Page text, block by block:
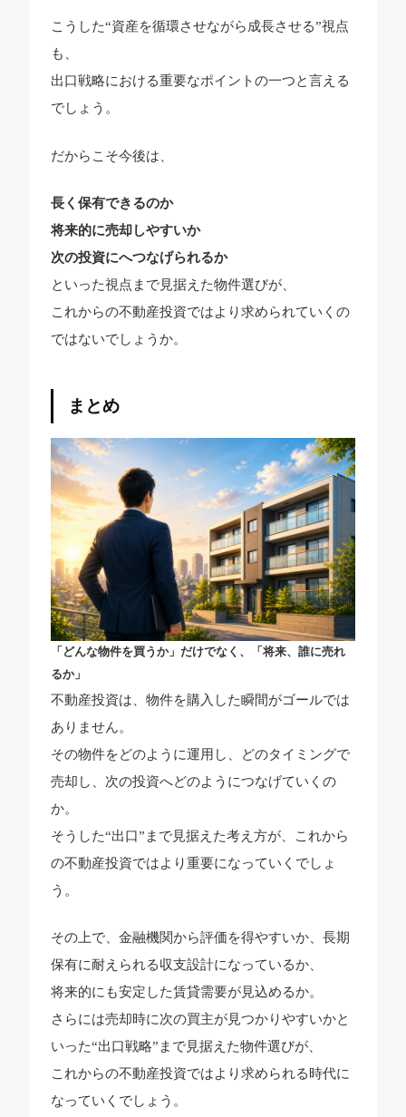
こうした“資産を循環させながら成長させる”視点
も、
出口戦略における重要なポイントの一つと言える
でしょう。
だからこそ今後は、
長く保有できるのか
将来的に売却しやすいか
次の投資にへつなげられるか
といった視点まで見据えた物件選びが、
これからの不動産投資ではより求められていくの
ではないでしょうか。
まとめ
「どんな物件を買うか」だけでなく、「将来、誰に売れ
るか」
不動産投資は、物件を購入した瞬間がゴールでは
ありません。
その物件をどのように運用し、どのタイミングで
売却し、次の投資へどのようにつなげていくの
か。
そうした“出口”まで見据えた考え方が、これから
の不動産投資ではより重要になっていくでしょ
う。
その上で、金融機関から評価を得やすいか、長期
保有に耐えられる収支設計になっているか、
将来的にも安定した賃貸需要が見込めるか。
さらには売却時に次の買主が見つかりやすいかと
いった“出口戦略”まで見据えた物件選びが、
これからの不動産投資ではより求められる時代に
なっていくでしょう。